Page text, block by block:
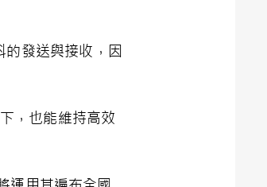
發送與接收，因
，也能維持高效